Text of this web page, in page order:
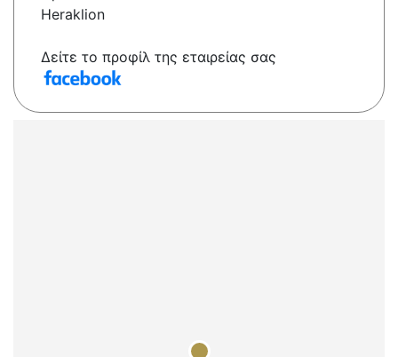
Heraklion
Δείτε το προφίλ της εταιρείας σας